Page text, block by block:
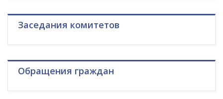
Заседания комитетов
Обращения граждан